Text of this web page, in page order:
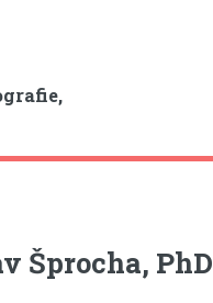
Šprocha,